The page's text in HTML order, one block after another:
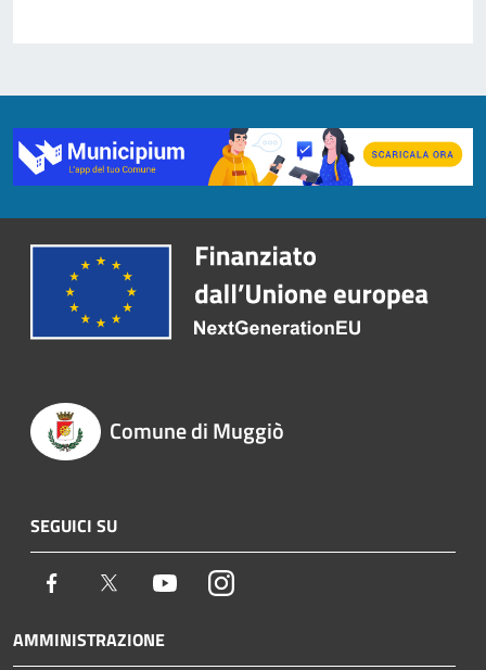
Comune di Muggiò
SEGUICI SU
Facebook Twitter YoutubeInstagram
AMMINISTRAZIONE